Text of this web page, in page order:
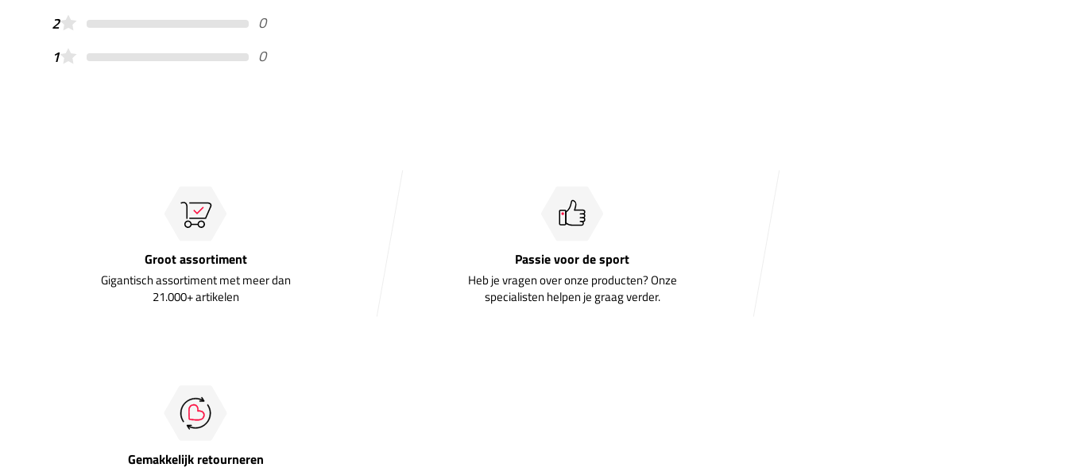
2
0
1
0
Groot assortiment
Gigantisch assortiment met meer dan
21.000+ artikelen
Passie voor de sport
Heb je vragen over onze producten? Onze
specialisten helpen je graag verder.
Gemakkelijk retourneren